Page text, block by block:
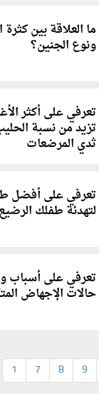
ما العلاقة بين كثرة
ونوع الجنين؟
تعرفي على أكثر
تزيد من نسبة
ثدي المرضعات
تعرفي على أفضل
لتهدئة طفلك الرضيع
تعرفي على أسباب
حالات الإجهاض
1 7 8 9